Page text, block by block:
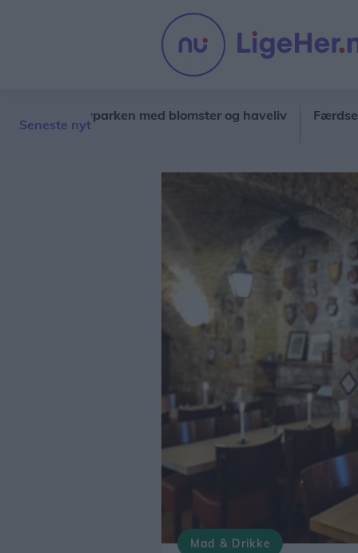
Seneste nyt
byparken med blomster og haveliv
Mad & Drikke